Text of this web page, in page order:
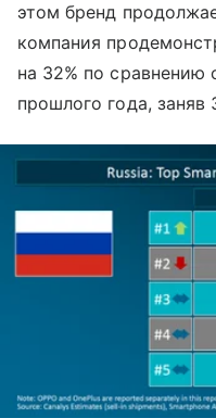
этом бренд
компания
на 32% по сравнению
прошлого года, заняв